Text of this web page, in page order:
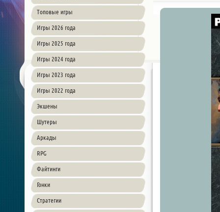
Топовые игры
Игры 2026 года
Игры 2025 года
Игры 2024 года
Игры 2023 года
Игры 2022 года
Экшены
Шутеры
Аркады
RPG
Файтинги
Гонки
Стратегии